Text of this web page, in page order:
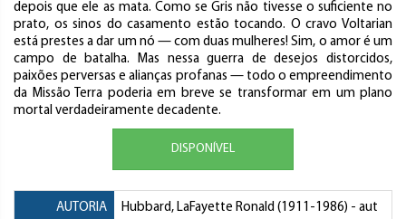
depois que ele as mata. Como se Gris não tivesse o suficiente no
prato, os sinos do casamento estão tocando. O cravo Voltarian
está prestes a dar um nó — com duas mulheres! Sim, o amor é um
campo de batalha. Mas nessa guerra de desejos distorcidos,
paixões perversas e alianças profanas — todo o empreendimento
da Missão Terra poderia em breve se transformar em um plano
mortal verdadeiramente decadente.
DISPONÍVEL
AUTORIA Hubbard, LaFayette Ronald (1911-1986) - aut